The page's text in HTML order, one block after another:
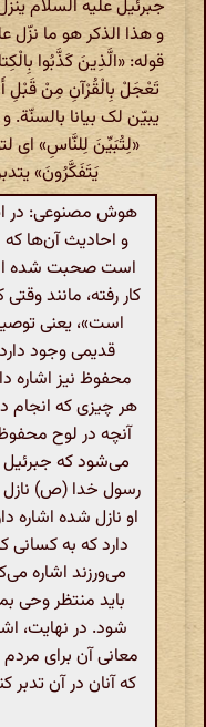
جبرئیل علیه السلام
و هذا الذکر هو ما نزّل
قوله: «الَّذِینَ کَذَّبُوا
تَعْجَلْ بِالْقُرْآنِ مِنْ
یبیّن لک بیانا بالسنّة. و
«لِتُبَیِّنَ لِلنَّاسِ» ای
یَتَفَکَّرُونَ»
هوش مصنوعی: در
و احادیث آن‌ها
است صحبت شده
کار رفته، مانند
است»، یعنی
قدیمی وجود
محفوظ نیز اشاره
هر چیزی که انجام
آنچه در لوح
می‌شود که جبرئیل
رسول خدا (ص) نازل
او نازل شده اشاره
دارد که به کسانی
می‌ورزند اشاره
باید منتظر وحی
شود. در نهایت،
معانی آن برای
که آنان در آن تدبر